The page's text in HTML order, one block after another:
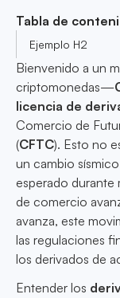
Tabla de
Ejemplo H2
Bienvenido a un
criptomonedas—
licencia de
Comercio de
(CFTC). Esto no
un cambio
esperado durante
de comercio
avanza, este
las regulaciones
los derivados de
Entender los